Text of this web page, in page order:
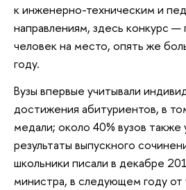
к инженерно-техническим и
направлениям, здесь конкурс
человек на место, опять же
году.
Вузы впервые учитывали
достижения абитуриентов, в
медали; около 40% вузов также
результаты выпускного
школьники писали в декабре
министра, в следующем году от